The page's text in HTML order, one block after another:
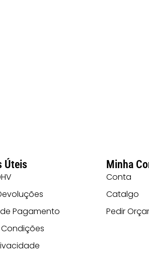
Úteis
Pagamento
Minha
Conta
Catalgo
Pedir